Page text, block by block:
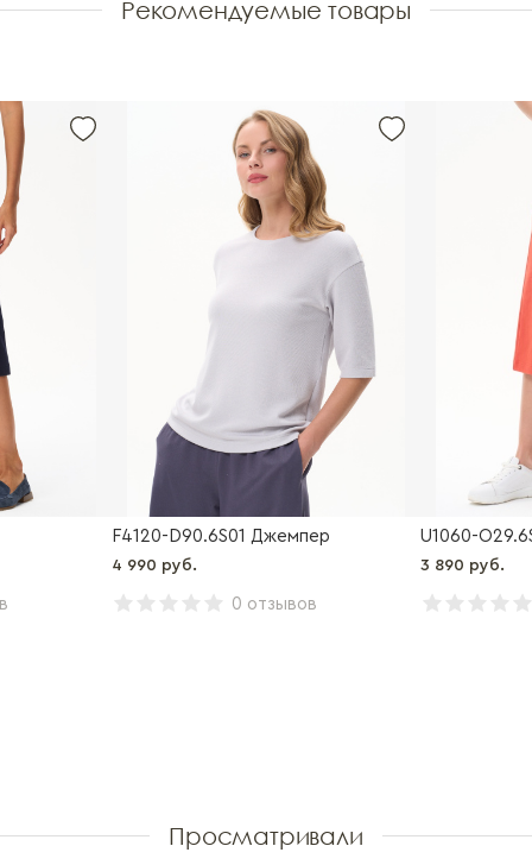
Рекомендуемые товары
F4120-D90.6S01 Джемпер
4 990 руб.
0 отзывов
U1060-
3 890 руб.
Просматривали